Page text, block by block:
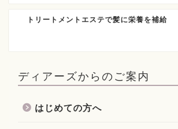
トリートメントエステで髪に栄養を補給
ディアーズからのご案内
はじめての方へ